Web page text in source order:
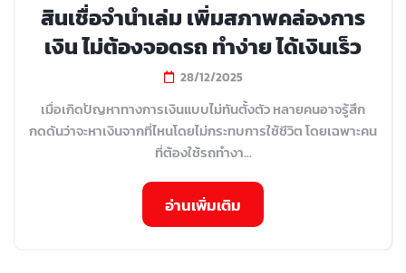
สินเชื่อจำนำเล่ม เพิ่มสภาพคล่องการ
เงิน ไม่ต้องจอดรถ ทำง่าย ได้เงินเร็ว
28/12/2025
เมื่อเกิดปัญหาทางการเงินแบบไม่ทันตั้งตัว หลายคนอาจรู้สึก
กดดันว่าจะหาเงินจากที่ไหนโดยไม่กระทบการใช้ชีวิต โดยเฉพาะคน
ที่ต้องใช้รถทำงา...
อ่านเพิ่มเติม